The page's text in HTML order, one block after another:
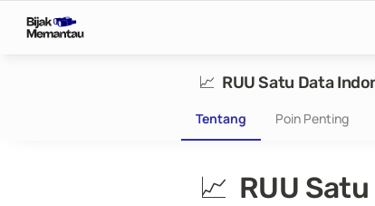
📈  RUU Satu Data
Tentang Poin Penting
📈  RUU